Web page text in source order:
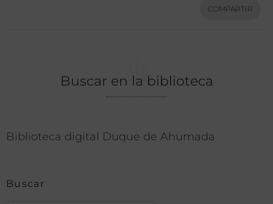
COMPARTIR
Buscar en la biblioteca
Biblioteca digital Duque de Ahumada
Buscar